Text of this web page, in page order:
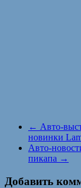
← Авто-
новинки
Авто-
пикапа →
Добавить